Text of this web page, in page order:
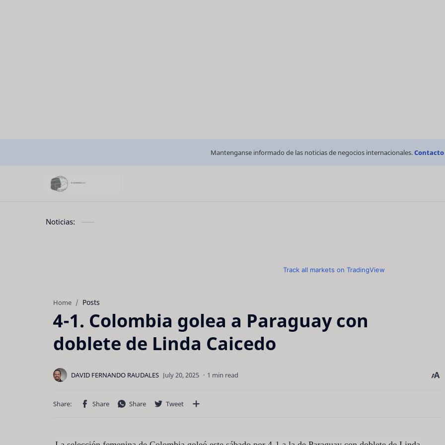
Mantenganse informado de las noticias de negocios internacionales.Contacto
Noticias:
Track all markets on TradingView
Home Posts
4-1. Colombia golea a Paraguay con
doblete de Linda Caicedo
1 min read